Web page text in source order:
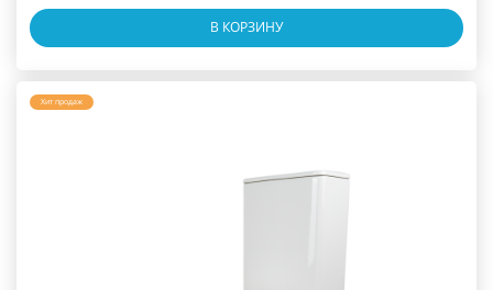
В КОРЗИНУ
Хит продаж